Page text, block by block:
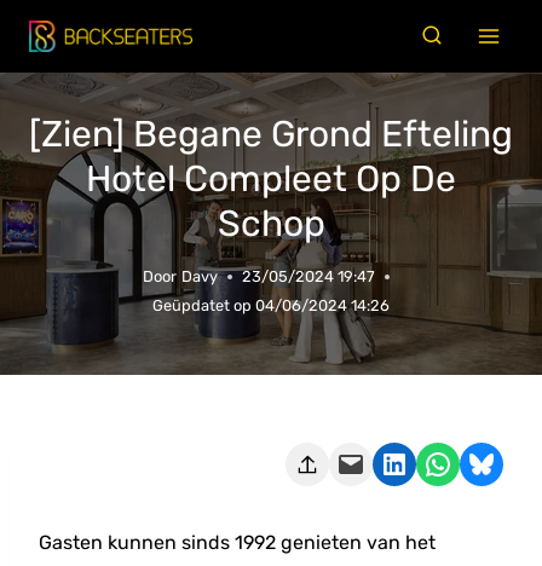
Doorgaan
naar
inhoud
[Zien] Begane Grond Efteling
Hotel Compleet Op De
Schop
Door Davy
23/05/2024 19:47
Geüpdatet op 04/06/2024 14:26
Deze pagina e-mailen Delen op LinkedIn Delen via WhatsApp Share on Bluesky
Gasten kunnen sinds 1992 genieten van het